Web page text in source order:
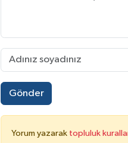
Gönder
Yorum yazarak topluluk